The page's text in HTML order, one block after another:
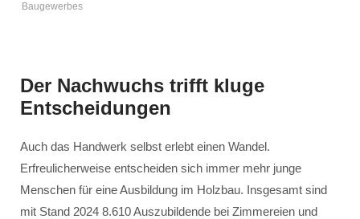
Baugewerbes
Der Nachwuchs trifft kluge
Entscheidungen
Auch das Handwerk selbst erlebt einen Wandel.
Erfreulicherweise entscheiden sich immer mehr junge
Menschen für eine Ausbildung im Holzbau. Insgesamt sind
mit Stand 2024 8.610 Auszubildende bei Zimmereien und